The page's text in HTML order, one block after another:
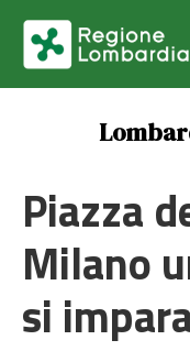
Piazza
Milano
si